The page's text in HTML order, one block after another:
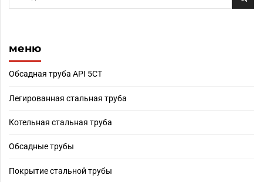
меню
Обсадная труба API 5CT
Легированная стальная труба
Котельная стальная труба
Обсадные трубы
Покрытие стальной трубы